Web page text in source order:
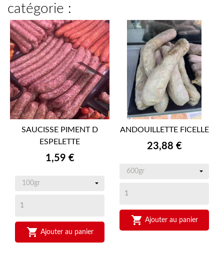
catégorie :
SAUCISSE PIMENT D
ESPELETTE
Prix
1,59 €
 Ajouter au panier
ANDOUILLETTE FICELLE
Prix
23,88 €
 Ajouter au panier